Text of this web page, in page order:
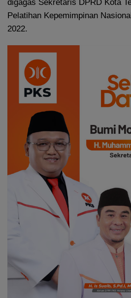
digagas Sekretaris DPRD Kota
Pelatihan Kepemimpinan
2022.